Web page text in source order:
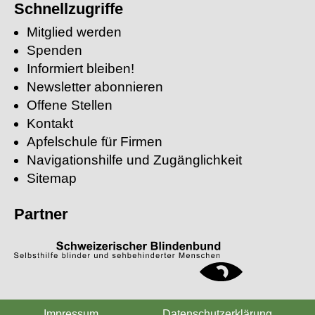
Schnellzugriffe
Mitglied werden
Spenden
Informiert bleiben!
Newsletter abonnieren
Offene Stellen
Kontakt
Apfelschule für Firmen
Navigationshilfe und Zugänglichkeit
Sitemap
Partner